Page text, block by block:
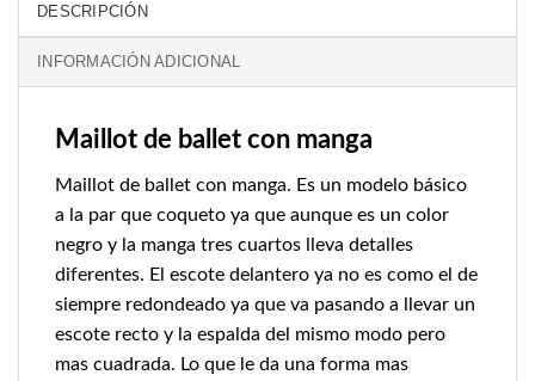
DESCRIPCIÓN
INFORMACIÓN ADICIONAL
Maillot de ballet con manga
Maillot de ballet con manga. Es un modelo básico
a la par que coqueto ya que aunque es un color
negro y la manga tres cuartos lleva detalles
diferentes. El escote delantero ya no es como el de
siempre redondeado ya que va pasando a llevar un
escote recto y la espalda del mismo modo pero
mas cuadrada. Lo que le da una forma mas